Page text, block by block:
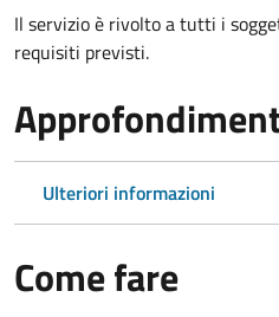
Il servizio è rivolto a tutti i
requisiti previsti.
Ulteriori informazioni
Come fare